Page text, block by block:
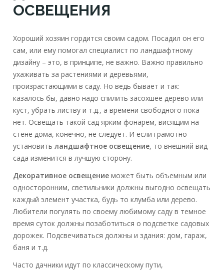
ОСВЕЩЕНИЯ
Хороший хозяин гордится своим садом. Посадил он его
сам, или ему помогал специалист по ландшафтному
дизайну – это, в принципе, не важно. Важно правильно
ухаживать за растениями и деревьями,
произрастающими в саду. Но ведь бывает и так:
казалось бы, давно надо спилить засохшее дерево или
куст, убрать листву и т.д., а времени свободного пока
нет. Освещать такой сад ярким фонарем, висящим на
стене дома, конечно, не следует. И если грамотно
установитьландшафтное освещение, то внешний вид
сада изменится в лучшую сторону.
Декоративное освещение может быть объемным или
односторонним, светильники должны выгодно освещать
каждый элемент участка, будь то клумба или дерево.
Любители погулять по своему любимому саду в темное
время суток должны позаботиться о подсветке садовых
дорожек. Подсвечиваться должны и здания: дом, гараж,
баня и т.д.
Часто дачники идут по классическому пути,